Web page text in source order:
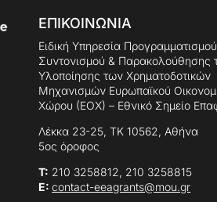
ΕΠΙΚΟΙΝΩΝΙΑ
Ειδική Υπηρεσία
Συντονισμού & Παρακολούθησης
Υλοποίησης των Χρηματοδοτικών
Μηχανισμών Ευρωπαϊκού
Χώρου (ΕΟΧ) – Εθνικό Σημείο
Λέκκα 23-25, ΤΚ 10562, Αθήνα
5ος όροφος
Τ: 210 3258812, 210 3258815
E:contact-eeagrants@mou.gr